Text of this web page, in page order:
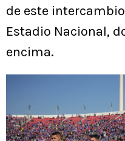
de este
Estadio Nacional,
encima.